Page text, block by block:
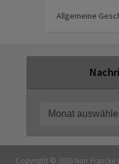
Allgemeine
Copyright © 2026 Narr